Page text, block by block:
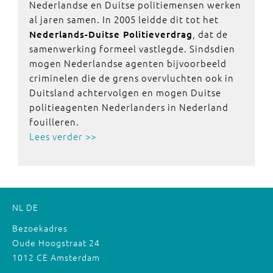
Nederlandse en Duitse politiemensen werken
al jaren samen. In 2005 leidde dit tot het
Nederlands-Duitse Politieverdrag , dat de
samenwerking formeel vastlegde. Sindsdien
mogen Nederlandse agenten bijvoorbeeld
criminelen die de grens overvluchten ook in
Duitsland achtervolgen en mogen Duitse
politieagenten Nederlanders in Nederland
fouilleren.
Lees verder >>
NL DE
Bezoekadres
Oude Hoogstraat 24
1012 CE Amsterdam